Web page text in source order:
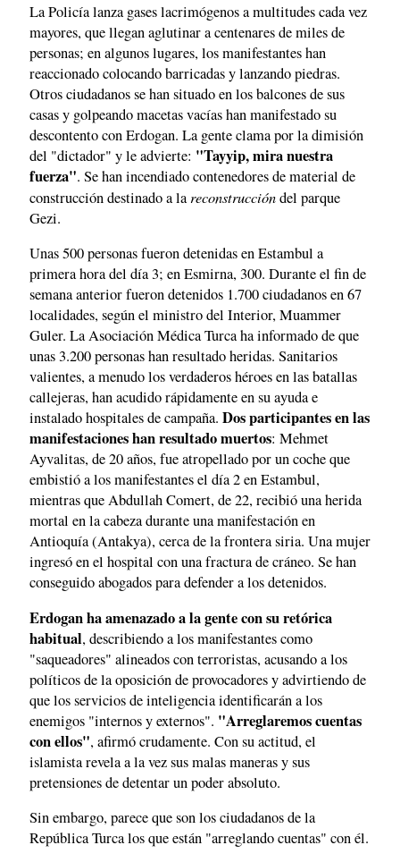
La Policía lanza gases lacrimógenos a multitudes cada vez
mayores, que llegan aglutinar a centenares de miles de
personas; en algunos lugares, los manifestantes han
reaccionado colocando barricadas y lanzando piedras.
Otros ciudadanos se han situado en los balcones de sus
casas y golpeando macetas vacías han manifestado su
descontento con Erdogan. La gente clama por la dimisión
del "dictador" y le advierte: "Tayyip, mira nuestra
fuerza". Se han incendiado contenedores de material de
construcción destinado a la reconstruccióndel parque
Gezi.
Unas 500 personas fueron detenidas en Estambul a
primera hora del día 3; en Esmirna, 300. Durante el fin de
semana anterior fueron detenidos 1.700 ciudadanos en 67
localidades, según el ministro del Interior, Muammer
Guler. La Asociación Médica Turca ha informado de que
unas 3.200 personas han resultado heridas. Sanitarios
valientes, a menudo los verdaderos héroes en las batallas
callejeras, han acudido rápidamente en su ayuda e
instalado hospitales de campaña. Dos participantes en las
manifestaciones han resultado muertos: Mehmet
Ayvalitas, de 20 años, fue atropellado por un coche que
embistió a los manifestantes el día 2 en Estambul,
mientras que Abdullah Comert, de 22, recibió una herida
mortal en la cabeza durante una manifestación en
Antioquía (Antakya), cerca de la frontera siria. Una mujer
ingresó en el hospital con una fractura de cráneo. Se han
conseguido abogados para defender a los detenidos.
Erdogan ha amenazado a la gente con su retórica
habitual, describiendo a los manifestantes como
"saqueadores" alineados con terroristas, acusando a los
políticos de la oposición de provocadores y advirtiendo de
que los servicios de inteligencia identificarán a los
enemigos "internos y externos". "Arreglaremos cuentas
con ellos", afirmó crudamente. Con su actitud, el
islamista revela a la vez sus malas maneras y sus
pretensiones de detentar un poder absoluto.
Sin embargo, parece que son los ciudadanos de la
República Turca los que están "arreglando cuentas" con él.